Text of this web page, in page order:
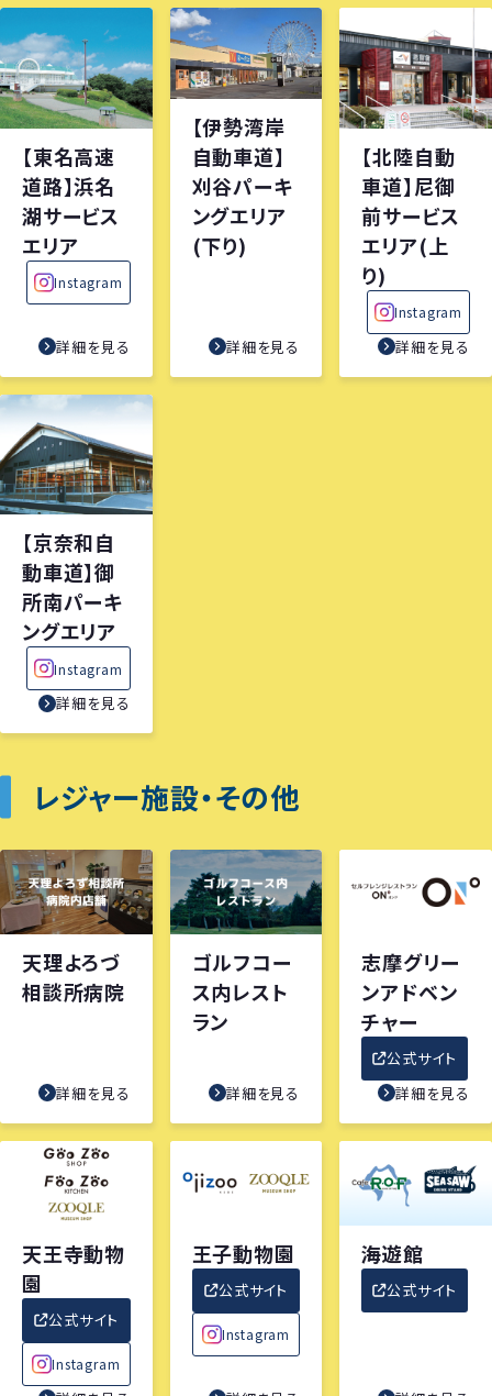
【東名高速
道路】浜名
湖サービス
エリア
Instagram
詳細を見る
【伊勢湾岸
自動車道】
刈谷パーキ
ングエリア
(下り)
詳細を見る
【北陸自動
車道】尼御
前サービス
エリア(上
り)
Instagram
詳細を見る
【京奈和自
動車道】御
所南パーキ
ングエリア
Instagram
詳細を見る
レジャー施設・その他
天理よろづ
相談所病院
詳細を見る
ゴルフコー
ス内レスト
ラン
詳細を見る
志摩グリー
ンアドベン
チャー
公式サイト
詳細を見る
天王寺動物
園
公式サイト
Instagram
王子動物園
公式サイト
Instagram
海遊館
公式サイト